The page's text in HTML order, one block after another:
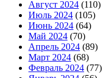
Август 2024 (110)
Июль 2024 (105)
Июнь 2024 (64)
Май 2024 (70)
Апрель 2024 (89)
Март 2024 (68)
Февраль 2024 (77)